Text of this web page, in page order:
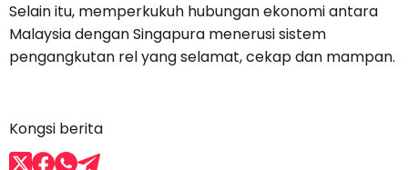
Selain itu, memperkukuh hubungan ekonomi antara
Malaysia dengan Singapura menerusi sistem
pengangkutan rel yang selamat, cekap dan mampan.
Kongsi berita